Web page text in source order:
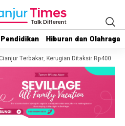
Pendidikan Hiburan dan Olahraga
Pendidikan Hiburan dan Olahraga
Terbakar, Kerugian Ditaksir Rp400 Juta